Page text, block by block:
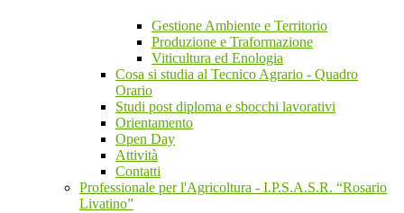
Gestione Ambiente e Territorio
Produzione e Traformazione
Viticultura ed Enologia
Cosa si studia al Tecnico Agrario - Quadro
Orario
Studi post diploma e sbocchi lavorativi
Orientamento
Open Day
Attività
Contatti
Professionale per l'Agricoltura - I.P.S.A.S.R. “Rosario
Livatino”